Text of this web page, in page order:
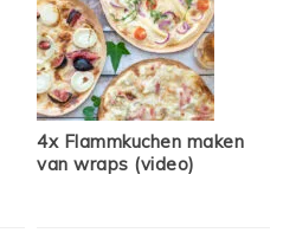
4x Flammkuchen maken
van wraps (video)